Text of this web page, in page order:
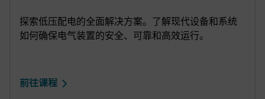
探索低压配电的全面解决方案。了解现代设备和系统
如何确保电气装置的安全、可靠和高效运行。
前往课程